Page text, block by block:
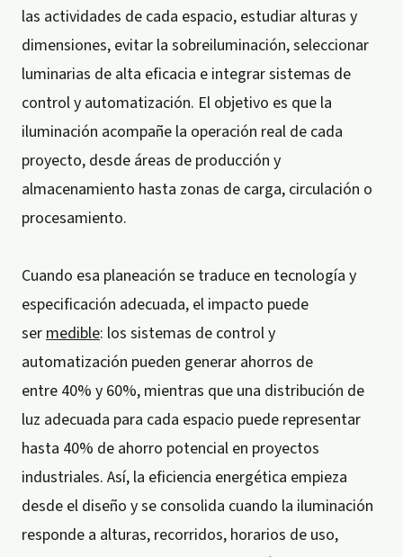
las actividades de cada espacio, estudiar alturas y
dimensiones, evitar la sobreiluminación, seleccionar
luminarias de alta eficacia e integrar sistemas de
control y automatización. El objetivo es que la
iluminación acompañe la operación real de cada
proyecto, desde áreas de producción y
almacenamiento hasta zonas de carga, circulación o
procesamiento.
Cuando esa planeación se traduce en tecnología y
especificación adecuada, el impacto puede
sermedible: los sistemas de control y
automatización pueden generar ahorros de
entre 40% y 60%, mientras que una distribución de
luz adecuada para cada espacio puede representar
hasta 40% de ahorro potencial en proyectos
industriales. Así, la eficiencia energética empieza
desde el diseño y se consolida cuando la iluminación
responde a alturas, recorridos, horarios de uso,